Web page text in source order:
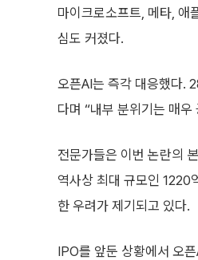
마이크로소프트, 메타, 애
심도 커졌다.
오픈AI는 즉각 대응했다.
다며 “내부 분위기는 매
전문가들은 이번 논란의
역사상 최대 규모인 1220
한 우려가 제기되고 있다.
IPO를 앞둔 상황에서 오